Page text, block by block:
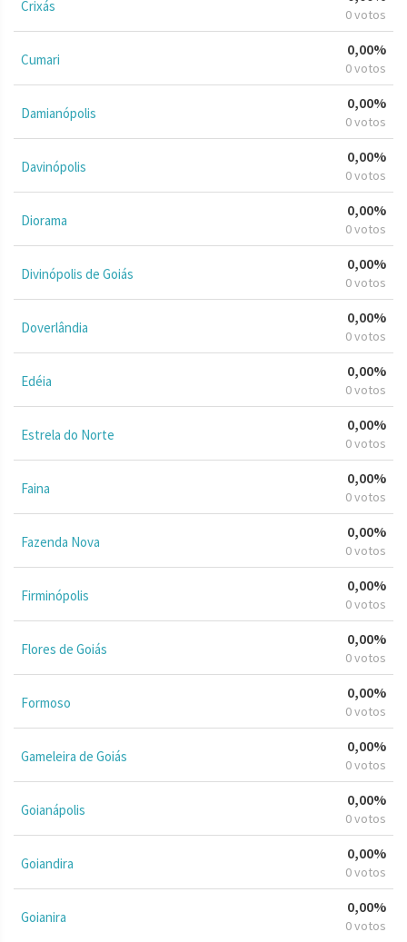
Crixás 0 votos
Cumari
0,00%
0 votos
Damianópolis
0,00%
0 votos
Davinópolis
0,00%
0 votos
Diorama
0,00%
0 votos
Divinópolis de Goiás
0,00%
0 votos
Doverlândia
0,00%
0 votos
Edéia
0,00%
0 votos
Estrela do Norte
0,00%
0 votos
Faina
0,00%
0 votos
Fazenda Nova
0,00%
0 votos
Firminópolis
0,00%
0 votos
Flores de Goiás
0,00%
0 votos
Formoso
0,00%
0 votos
Gameleira de Goiás
0,00%
0 votos
Goianápolis
0,00%
0 votos
Goiandira
0,00%
0 votos
Goianira
0,00%
0 votos